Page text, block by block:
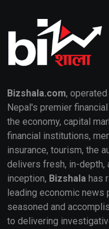
Bizshala.com,
Nepal's premier
the economy, capital
financial institutions,
insurance, tourism, the
delivers fresh, in-depth,
inception, Bizshala has
leading economic news
seasoned and
to delivering